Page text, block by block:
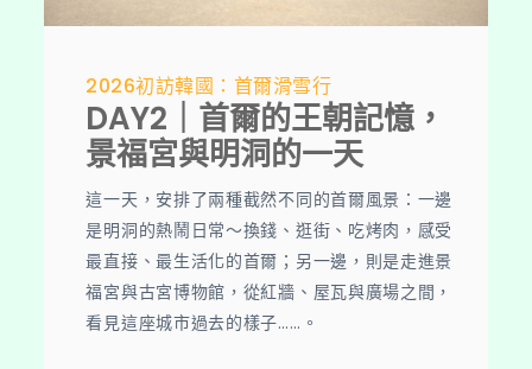
2026初訪韓國：首爾滑雪行
DAY2｜首爾的王朝記憶，
景福宮與明洞的一天
這一天，安排了兩種截然不同的首爾風景：一邊
是明洞的熱鬧日常～換錢、逛街、吃烤肉，感受
最直接、最生活化的首爾；另一邊，則是走進景
福宮與古宮博物館，從紅牆、屋瓦與廣場之間，
看見這座城市過去的樣子……。